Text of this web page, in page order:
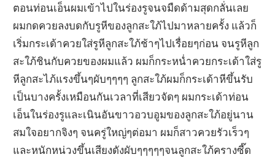
ตอนท่อนเอ็นผมเข้าไปในร่องรูจนจมืดด้ามสุดกลั่นเลย
ผมกดควยลงบดกับรูหีของลูกสะใภ้ไปมาหลายครั้ง แล้วก็
เริ่มกระเด้าควยใส่รูหีลูกสะใภ้ช้าๆไปเรื่อยๆก่อน จนรูหีลูก
สะใภ้ชินกับควยของผมแล้ว ผมก็กระหน่ำควยกระเด้าใส่รู
หีลูกสะไภ้แรงขึ้นๆผับๆๆๆๆ ลูกสะใภ้ผมก็กระเด้าหีขึ้นรับ
เป็นบางครั้งเหมือนกันเวลาที่เสียวจัดๆ ผมกระเด้าท่อน
เอ็นในร่องรูและเนินอันขาวอวบอูมของลูกสะใภ้อยู่นาน
สมใจอยากจิงๆ จนครู่ใหญ่ๆต่อมา ผมก็สาวควยรัวเร็วๆ
และหนักหน่วงขึ้นเสียงดังผับๆๆๆๆๆจนลูกสะใภ้ครางซี๊ด